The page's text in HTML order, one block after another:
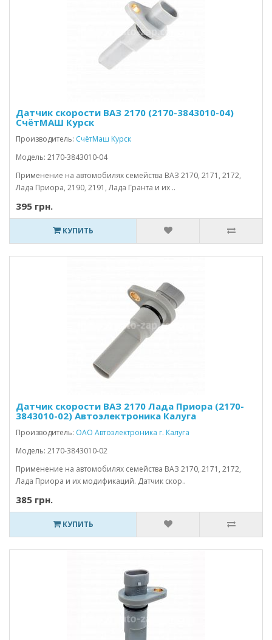
Датчик скорости ВАЗ 2170 (2170-3843010-04)
СчётМАШ Курск
Производитель: СчётМаш Курск
Модель: 2170-3843010-04
Применение на автомобилях семейства ВАЗ 2170, 2171, 2172,
Лада Приора, 2190, 2191, Лада Гранта и их ..
395 грн.
КУПИТЬ
Датчик скорости ВАЗ 2170 Лада Приора (2170-
3843010-02) Автоэлектроника Калуга
Производитель: ОАО Автоэлектроника г. Калуга
Модель: 2170-3843010-02
Применение на автомобилях семейства ВАЗ 2170, 2171, 2172,
Лада Приора и их модификаций. Датчик скор..
385 грн.
КУПИТЬ